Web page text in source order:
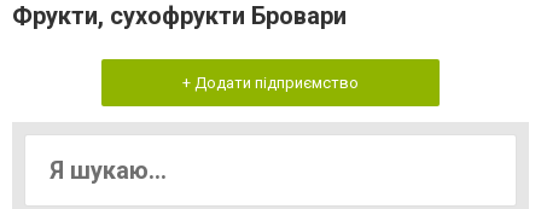
Фрукти, сухофрукти Бровари
+ Додати підприємство